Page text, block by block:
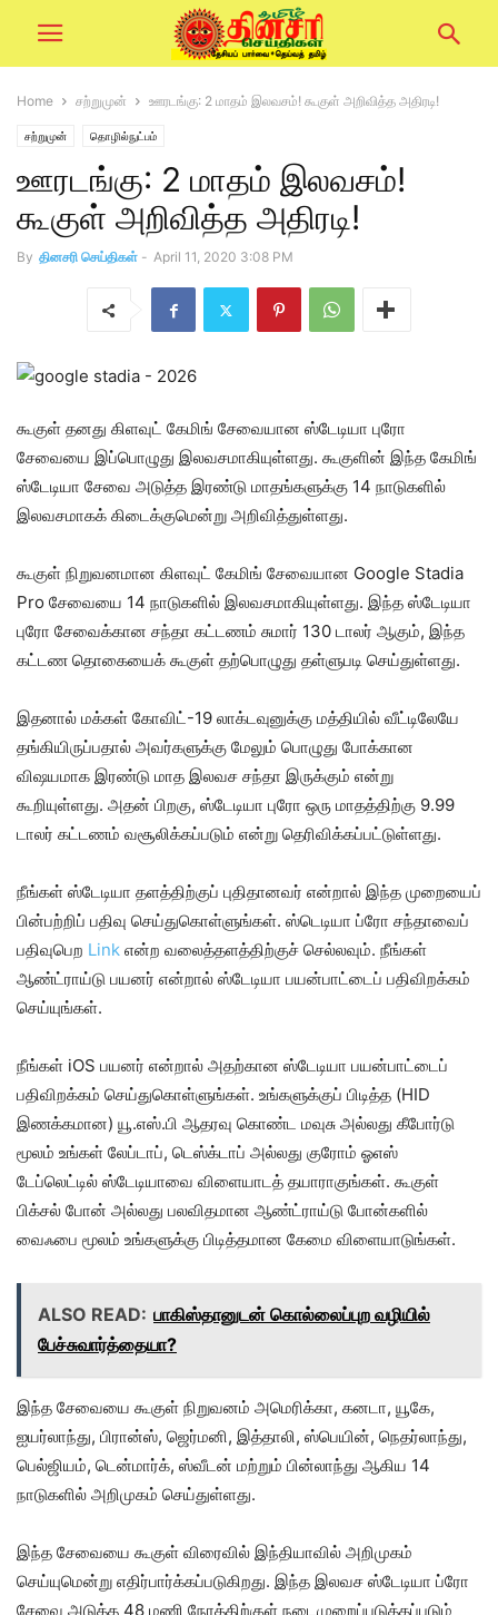
Home சற்றுமுன் ஊரடங்கு: 2 மாதம் இலவசம்! கூகுள் அறிவித்த அதிரடி!
சற்றுமுன் தொழில்நுட்பம்
ஊரடங்கு: 2 மாதம் இலவசம்!
கூகுள் அறிவித்த அதிரடி!
By தினசரி செய்திகள் - April 11, 2020 3:08 PM
கூகுள் தனது கிளவுட் கேமிங் சேவையான ஸ்டேடியா புரோ
சேவையை இப்பொழுது இலவசமாகியுள்ளது. கூகுளின் இந்த கேமிங்
ஸ்டேடியா சேவை அடுத்த இரண்டு மாதங்களுக்கு 14 நாடுகளில்
இலவசமாகக் கிடைக்குமென்று அறிவித்துள்ளது.
கூகுள் நிறுவனமான கிளவுட் கேமிங் சேவையான Google Stadia
Pro சேவையை 14 நாடுகளில் இலவசமாகியுள்ளது. இந்த ஸ்டேடியா
புரோ சேவைக்கான சந்தா கட்டணம் சுமார் 130 டாலர் ஆகும், இந்த
கட்டண தொகையைக் கூகுள் தற்பொழுது தள்ளுபடி செய்துள்ளது.
இதனால் மக்கள் கோவிட்-19 லாக்டவுனுக்கு மத்தியில் வீட்டிலேயே
தங்கியிருப்பதால் அவர்களுக்கு மேலும் பொழுது போக்கான
விஷயமாக இரண்டு மாத இலவச சந்தா இருக்கும் என்று
கூறியுள்ளது. அதன் பிறகு, ஸ்டேடியா புரோ ஒரு மாதத்திற்கு 9.99
டாலர் கட்டணம் வசூலிக்கப்படும் என்று தெரிவிக்கப்பட்டுள்ளது.
நீங்கள் ஸ்டேடியா தளத்திற்குப் புதிதானவர் என்றால் இந்த முறையைப்
பின்பற்றிப் பதிவு செய்துகொள்ளுங்கள். ஸ்டெடியா ப்ரோ சந்தாவைப்
பதிவுபெற Link என்ற வலைத்தளத்திற்குச் செல்லவும். நீங்கள்
ஆண்ட்ராய்டு பயனர் என்றால் ஸ்டேடியா பயன்பாட்டைப் பதிவிறக்கம்
செய்யுங்கள்.
நீங்கள் iOS பயனர் என்றால் அதற்கான ஸ்டேடியா பயன்பாட்டைப்
பதிவிறக்கம் செய்துகொள்ளுங்கள். உங்களுக்குப் பிடித்த (HID
இணக்கமான) யூ.எஸ்.பி ஆதரவு கொண்ட மவுசு அல்லது கீபோர்டு
மூலம் உங்கள் லேப்டாப், டெஸ்க்டாப் அல்லது குரோம் ஓஎஸ்
டேப்லெட்டில் ஸ்டேடியாவை விளையாடத் தயாராகுங்கள். கூகுள்
பிக்சல் போன் அல்லது பலவிதமான ஆண்ட்ராய்டு போன்களில்
வைஃபை மூலம் உங்களுக்கு பிடித்தமான கேமை விளையாடுங்கள்.
ALSO READ: பாகிஸ்தானுடன் கொல்லைப்புற வழியில்
பேச்சுவார்த்தையா?
இந்த சேவையை கூகுள் நிறுவனம் அமெரிக்கா, கனடா, யூகே,
ஐயர்லாந்து, பிரான்ஸ், ஜெர்மனி, இத்தாலி, ஸ்பெயின், நெதர்லாந்து,
பெல்ஜியம், டென்மார்க், ஸ்வீடன் மற்றும் பின்லாந்து ஆகிய 14
நாடுகளில் அறிமுகம் செய்துள்ளது.
இந்த சேவையை கூகுள் விரைவில் இந்தியாவில் அறிமுகம்
செய்யுமென்று எதிர்பார்க்கப்படுகிறது. இந்த இலவச ஸ்டேடியா ப்ரோ
சேவை அடுத்த 48 மணி நேரத்திற்குள் நடைமுறைப்படுத்தப்படும்